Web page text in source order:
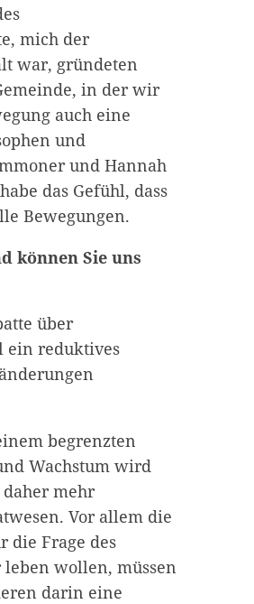
mich der
war, gründeten
in der wir
auch eine
und
und Hannah
das Gefühl, dass
Bewegungen.
können Sie uns
über
ein reduktives
begrenzten
Wachstum wird
mehr
Vor allem die
die Frage des
wollen, müssen
darin eine